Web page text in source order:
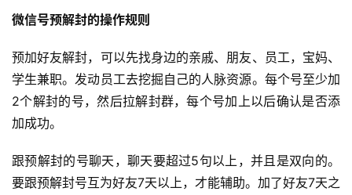
微信号预解封的操作规则
预加好友解封，可以先找身边的亲戚、朋友、员工，宝妈、
学生兼职。发动员工去挖掘自己的人脉资源。每个号至少加
2个解封的号，然后拉解封群，每个号加上以后确认是否添
加成功。
跟预解封的号聊天，聊天要超过5句以上，并且是双向的。
要跟预解封号互为好友7天以上，才能辅助。加了好友7天之